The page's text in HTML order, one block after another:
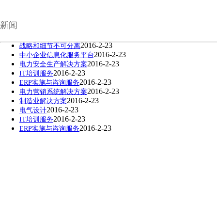
新闻
战略和细节不可分离2016-2-23
中小企业信息化服务平台2016-2-23
电力安全生产解决方案2016-2-23
IT培训服务2016-2-23
ERP实施与咨询服务2016-2-23
电力营销系统解决方案2016-2-23
制造业解决方案2016-2-23
电气设计2016-2-23
IT培训服务2016-2-23
ERP实施与咨询服务2016-2-23